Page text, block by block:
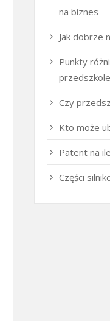
na biznes
Jak dobrze
Punkty
Czy
Kto może
Patent na
Części